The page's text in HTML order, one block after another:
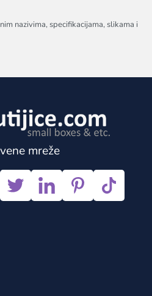
nazivima, specifikacijama, slikama i
mreže